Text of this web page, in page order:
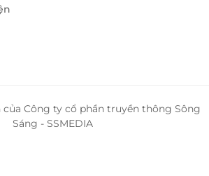
của Công ty cổ phần truyền thông Sông
Sáng - SSMEDIA